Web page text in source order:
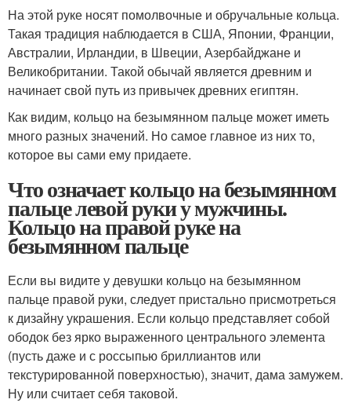
На этой руке носят помолвочные и обручальные кольца.
Такая традиция наблюдается в США, Японии, Франции,
Австралии, Ирландии, в Швеции, Азербайджане и
Великобритании. Такой обычай является древним и
начинает свой путь из привычек древних египтян.
Как видим, кольцо на безымянном пальце может иметь
много разных значений. Но самое главное из них то,
которое вы сами ему придаете.
Что означает кольцо на безымянном
пальце левой руки у мужчины.
Кольцо на правой руке на
безымянном пальце
Если вы видите у девушки кольцо на безымянном
пальце правой руки, следует пристально присмотреться
к дизайну украшения. Если кольцо представляет собой
ободок без ярко выраженного центрального элемента
(пусть даже и с россыпью бриллиантов или
текстурированной поверхностью), значит, дама замужем.
Ну или считает себя таковой.